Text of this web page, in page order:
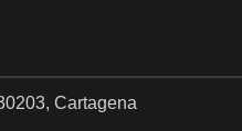
Cartagena